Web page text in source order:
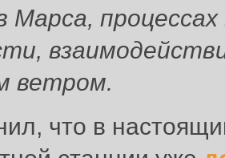
Марса,
ветром.
что в